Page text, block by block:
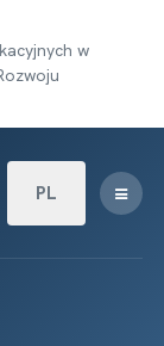
w
Wybierz swój język
PL